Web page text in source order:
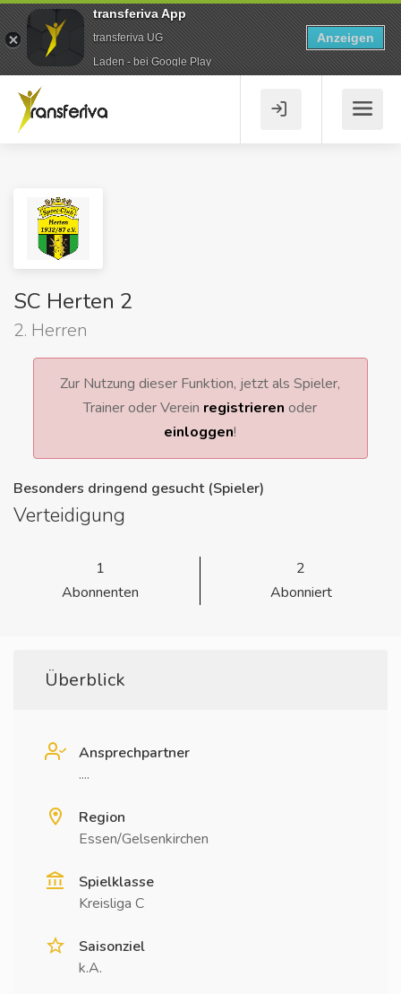
SC Herten 2
2. Herren
Zur Nutzung dieser Funktion, jetzt als Spieler,
Trainer oder Verein registrieren oder
einloggen!
Besonders dringend gesucht (Spieler)
Verteidigung
1
Abonnenten
2
Abonniert
Überblick
Ansprechpartner
....
Region
Essen/Gelsenkirchen
Spielklasse
Kreisliga C
Saisonziel
k.A.
transferiva App
transferiva UG
Laden - bei Google Play
Anzeigen